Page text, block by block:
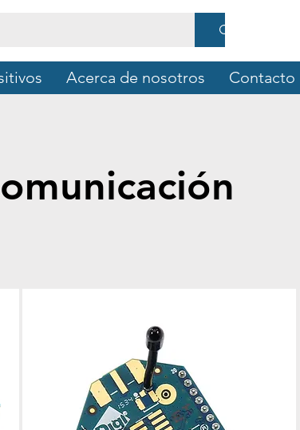
Acerca de nosotros Contacto